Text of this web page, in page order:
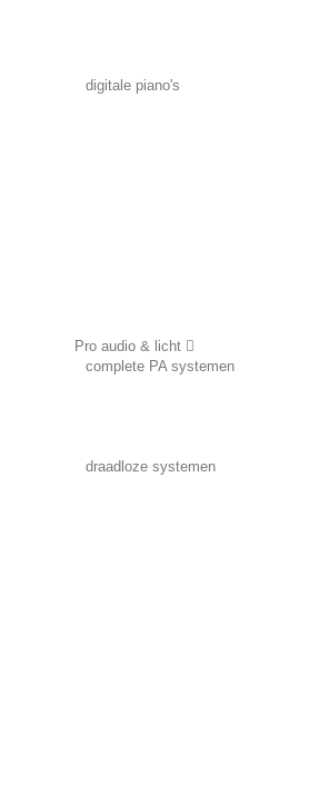
digitale piano's
Pro audio & licht
complete PA systemen
draadloze systemen